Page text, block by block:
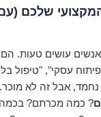
המקצועי שלכם
עושים טעות.
עסקי", "טיפול
נחמד, אבל זה לא
? כמה מכרתם?